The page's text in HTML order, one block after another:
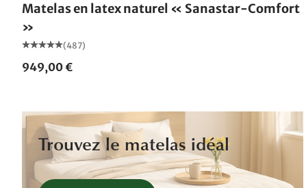
Matelas en latex naturel « Sanastar-Comfort
»
(487)
949,00 €
Trouvez le matelas idéal